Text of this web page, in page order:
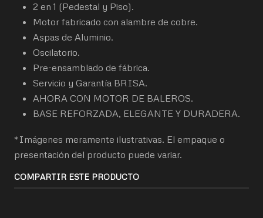
2 en 1 (Pedestal y Piso).
Motor fabricado con alambre de cobre.
Aspas de Aluminio.
Oscilatorio.
Pre-ensamblado de fábrica.
Servicio y Garantía BRISA.
AHORA CON MOTOR DE BALEROS.
BASE REFORZADA, ELEGANTE Y DURADERA.
*Imágenes meramente ilustrativas. El empaque o
presentación del producto puede variar.
COMPARTIR ESTE PRODUCTO